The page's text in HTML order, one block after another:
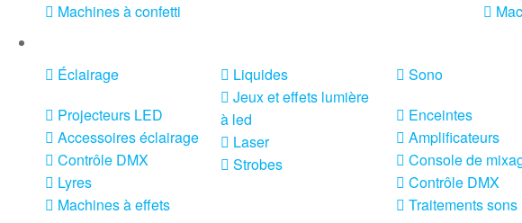
Machines à confetti
Éclairage
Projecteurs LED
Accessoires éclairage
Contrôle DMX
Lyres
Machines à effets
Liquides
Jeux et effets lumière
à led
Laser
Strobes
Sono
Enceintes
Amplificateurs
Console de
Contrôle DMX
Traitements sons